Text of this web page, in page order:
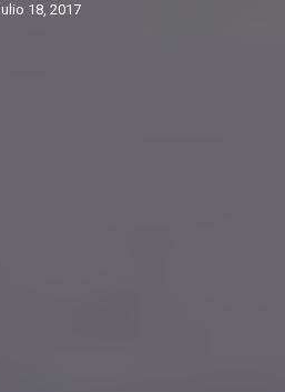
julio 18, 2017